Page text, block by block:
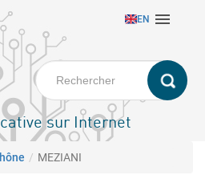
EN 
sur Internet
MEZIANI